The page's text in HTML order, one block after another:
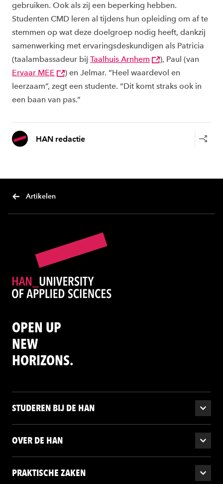
gebruiken. Ook als zij een beperking hebben.
Studenten CMD leren al tijdens hun opleiding om af te
stemmen op wat deze doelgroep nodig heeft, dankzij
samenwerking met ervaringsdeskundigen als Patricia
(taalambassadeur bij Taalhuis Arnhem
), Paul (van
Ervaar MEE
) en Jelmar. “Heel waardevol en
leerzaam”, zegt een studente. “Dit komt straks ook in
een baan van pas.”
HAN redactie
Artikelen
OPEN UP
NEW
HORIZONS.
STUDEREN BIJ DE HAN
OVER DE HAN
PRAKTISCHE ZAKEN